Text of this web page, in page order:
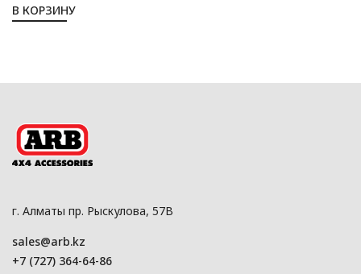
В КОРЗИНУ
г. Алматы пр. Рыскулова, 57В
sales@arb.kz
+7 (727) 364-64-86